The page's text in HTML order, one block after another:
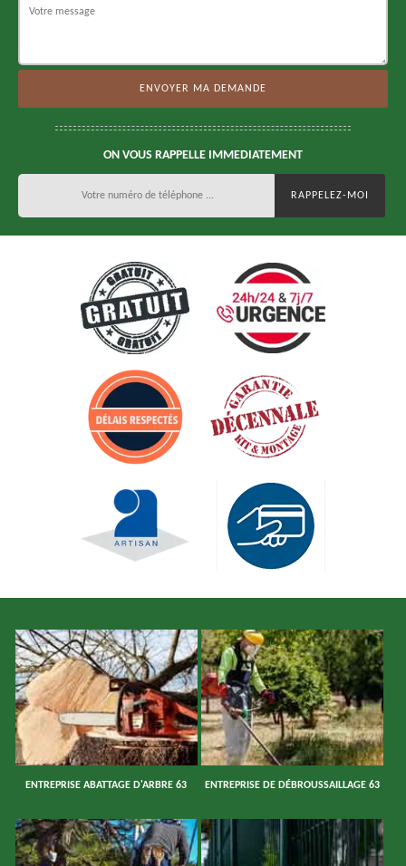
ON VOUS RAPPELLE IMMEDIATEMENT
ENTREPRISE ABATTAGE D'ARBRE 63 ENTREPRISE DE DÉBROUSSAILLAGE 63